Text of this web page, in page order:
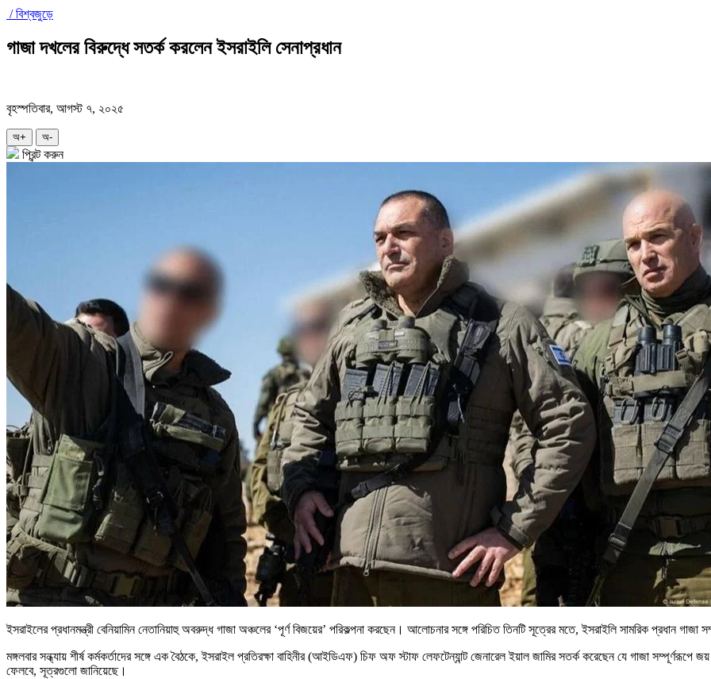
/বিশ্বজুড়ে
গাজা দখলের বিরুদ্ধে সতর্ক করলেন ইসরাইলি সেনাপ্রধান
বৃহস্পতিবার, আগস্ট ৭, ২০২৫
অ+ অ-
প্রিন্ট করুন
ইসরাইলের প্রধানমন্ত্রী বেনিয়ামিন নেতানিয়াহু অবরুদ্ধ গাজা অঞ্চলের ‘পূর্ণ বিজয়ের’ পরিকল্পনা করছেন। আলোচনার সঙ্গে পরিচিত তিনটি সূত্রের মতে, ইসরাইলি সামরিক প্রধান গাজা
মঙ্গলবার সন্ধ্যায় শীর্ষ কর্মকর্তাদের সঙ্গে এক বৈঠকে, ইসরাইল প্রতিরক্ষা বাহিনীর (আইডিএফ) চিফ অফ স্টাফ লেফটেন্যান্ট জেনারেল ইয়াল জামির সতর্ক করেছেন যে গাজা সম্পূর্ণরূপে
ফেলবে, সূত্রগুলো জানিয়েছে।